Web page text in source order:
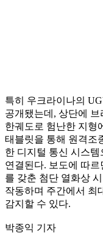
특히 우크라이나의
공개됐는데, 상단에
한궤도로 험난한 지형
태블릿을 통해 원격조
한 디지털 통신 시스
연결된다. 보도에 따
를 갖춘 첨단 열화상
작동하며 주간에서 최
감지할 수 있다.
박종익 기자